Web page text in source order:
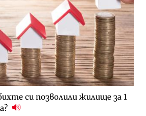
си позволили жилище за 1